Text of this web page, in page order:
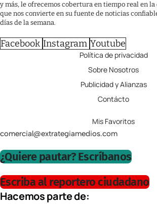
y más, le ofrecemos cobertura en tiempo real en
que nos convierte en su fuente de noticias
días de la semana.
Facebook Instagram Youtube
Política de privacidad
Sobre Nosotros
Publicidad y Alianzas
Contácto
Mis Favoritos
comercial@extrategiamedios.com
¿Quiere pautar? Escríbanos
Escriba al reportero ciudadano
Hacemos parte de: